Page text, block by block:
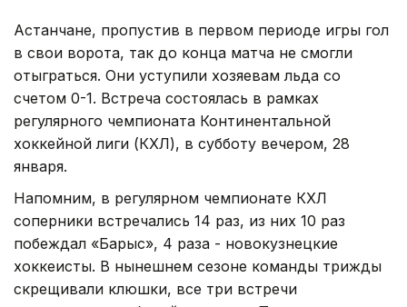
Астанчане, пропустив в первом периоде игры гол
в свои ворота, так до конца матча не смогли
отыграться. Они уступили хозяевам льда со
счетом 0-1. Встреча состоялась в рамках
регулярного чемпионата Континентальной
хоккейной лиги (КХЛ), в субботу вечером, 28
января.
Напомним, в регулярном чемпионате КХЛ
соперники встречались 14 раз, из них 10 раз
побеждал «Барыс», 4 раза - новокузнецкие
хоккеисты. В нынешнем сезоне команды трижды
скрещивали клюшки, все три встречи